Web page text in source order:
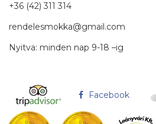
+36 (42) 311 314
rendelesmokka@gmail.com
Nyitva: minden nap 9-18 –ig
Facebook